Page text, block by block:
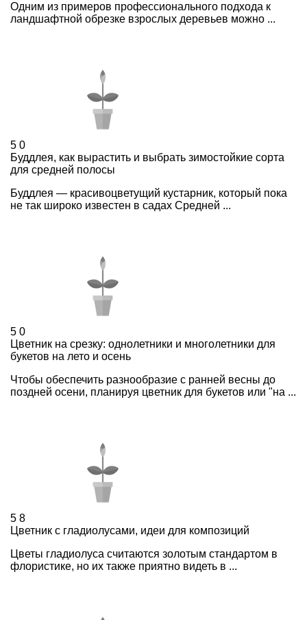
Одним из примеров профессионального подхода к
ландшафтной обрезке взрослых деревьев можно ...
5 0
Буддлея, как вырастить и выбрать зимостойкие сорта
для средней полосы
Буддлея — красивоцветущий кустарник, который пока
не так широко известен в садах Средней ...
5 0
Цветник на срезку: однолетники и многолетники для
букетов на лето и осень
Чтобы обеспечить разнообразие с ранней весны до
поздней осени, планируя цветник для букетов или "на ...
5 8
Цветник с гладиолусами, идеи для композиций
Цветы гладиолуса считаются золотым стандартом в
флористике, но их также приятно видеть в ...